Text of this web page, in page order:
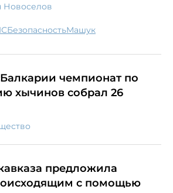
Новоселов
безопасность Машук
чемпионат по
хычинов собрал 26
предложила
с помощью